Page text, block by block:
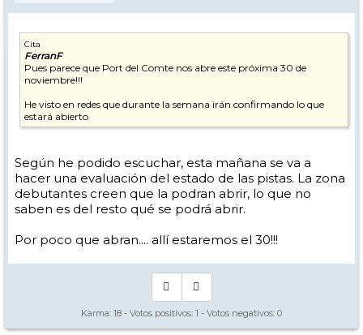
Cita
FerranF
Pues parece que Port del Comte nos abre este próxima 30 de
noviembre!!!
He visto en redes que durante la semana irán confirmando lo que
estará abierto
Según he podido escuchar, esta mañana se va a
hacer una evaluación del estado de las pistas. La zona
debutantes creen que la podran abrir, lo que no
saben es del resto qué se podrá abrir.
Por poco que abran.... allí estaremos el 30!!!
Karma: 18 - Votos positivos: 1 - Votos negativos: 0